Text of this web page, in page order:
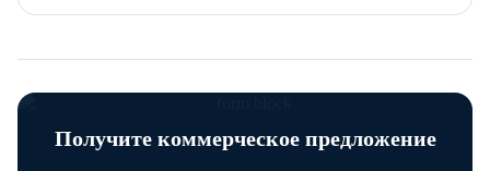
Получите коммерческое предложение